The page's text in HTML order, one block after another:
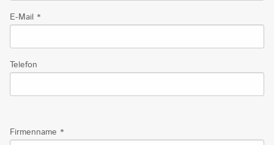
E-Mail *
Telefon
Firmenname *